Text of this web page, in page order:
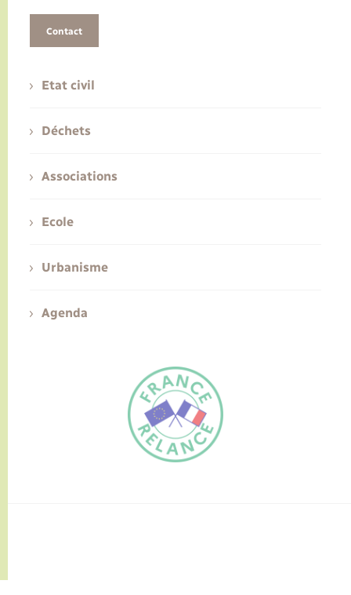
FR
Contact
Etat civil
Déchets
Associations
Ecole
Urbanisme
Agenda